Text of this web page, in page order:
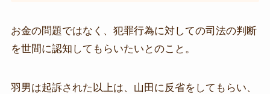
お金の問題ではなく、犯罪行為に対しての司法の判断
を世間に認知してもらいたいとのこと。
羽男は起訴された以上は、山田に反省をしてもらい、